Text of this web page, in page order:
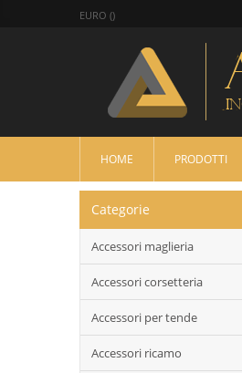
EURO ()
HOME PRODOTTI
Categorie
Accessori maglieria
Accessori corsetteria
Accessori per tende
Accessori ricamo